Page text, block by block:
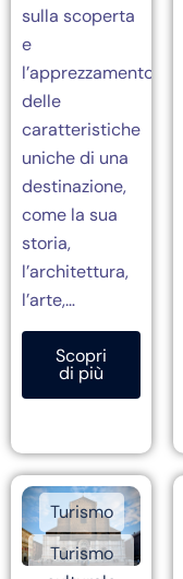
sulla scoperta
e
l’apprezzamento
delle
caratteristiche
uniche di una
destinazione,
come la sua
storia,
l’architettura,
l’arte,…
Scopri
di più
Turismo
Turismo